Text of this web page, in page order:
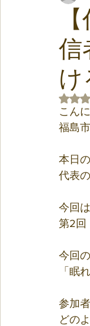
信
け
こん
福島
本日
代表
今回
第2回
今回
「眠
参加
どの